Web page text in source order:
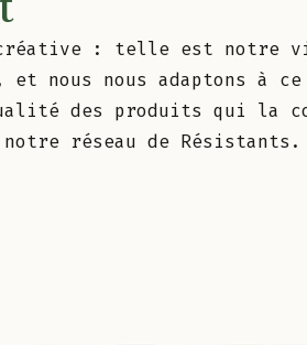
créative : telle est notre
nous nous adaptons à
des produits qui la
réseau de Résistants.